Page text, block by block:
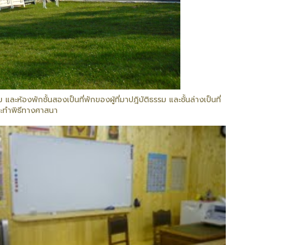
ละห้องพักชั้นสองเป็นที่พักของผู้ที่มาปฎิบัติธรรม และชั้นล่างเป็นที่
ำพิธีทางศาสนา